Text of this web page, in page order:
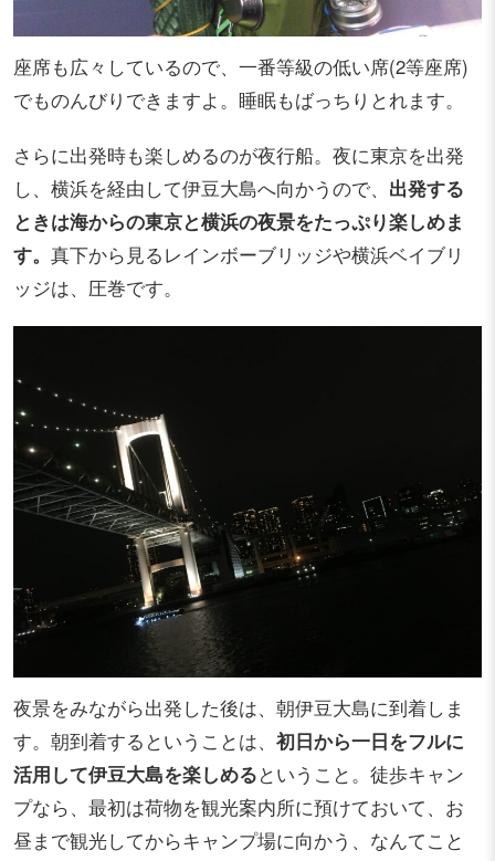
座席も広々しているので、一番等級の低い席(2等座席)
でものんびりできますよ。睡眠もばっちりとれます。
さらに出発時も楽しめるのが夜行船。夜に東京を出発
し、横浜を経由して伊豆大島へ向かうので、 出発する
ときは海からの東京と横浜の夜景をたっぷり楽しめま
す。 真下から見るレインボーブリッジや横浜ベイブリ
ッジは、圧巻です。
夜景をみながら出発した後は、朝伊豆大島に到着しま
す。朝到着するということは、 初日から一日をフルに
活用して伊豆大島を楽しめるということ。徒歩キャン
プなら、最初は荷物を観光案内所に預けておいて、お
昼まで観光してからキャンプ場に向かう、なんてこと